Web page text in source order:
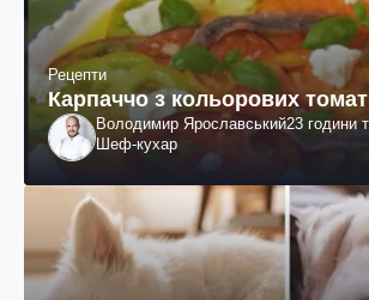
Рецепти
Карпаччо з кольорових
Володимир Ярославський23 години
Шеф-кухар